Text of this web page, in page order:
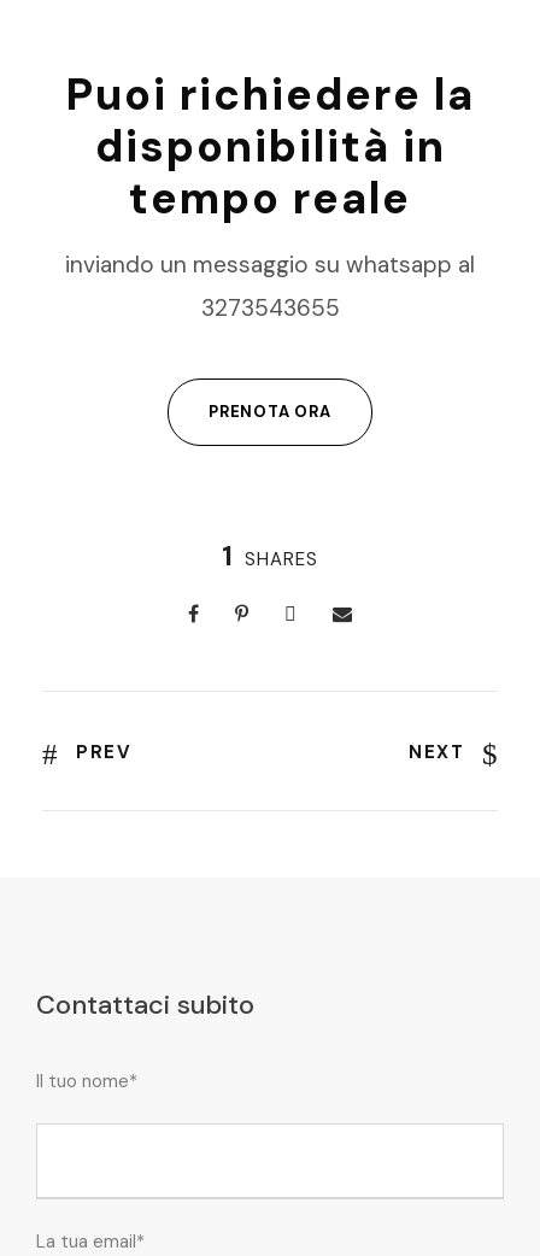
Puoi richiedere la
disponibilità in
tempo reale
inviando un messaggio su whatsapp al
3273543655
PRENOTA ORA
1 SHARES
PREV NEXT
Contattaci subito
Il tuo nome*
La tua email*